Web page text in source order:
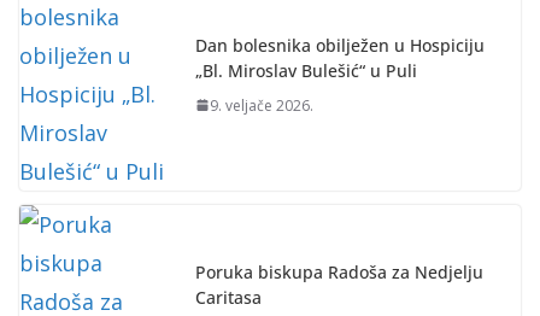
Dan bolesnika obilježen u Hospiciju
„Bl. Miroslav Bulešić“ u Puli
9. veljače 2026.
Poruka biskupa Radoša za Nedjelju
Caritasa